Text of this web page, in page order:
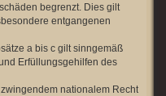
begrenzt. Dies gilt
entgangenen
a bis c gilt sinngemäß
Erfüllungsgehilfen des
nationalem Recht